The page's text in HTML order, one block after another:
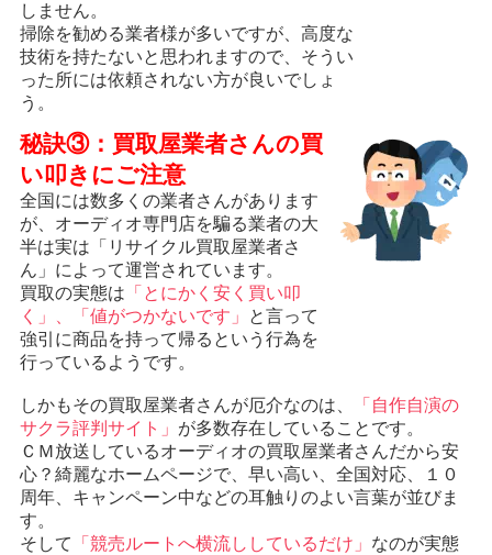
しません。
掃除を勧める業者様が多いですが、高度な
技術を持たないと思われますので、そうい
った所には依頼されない方が良いでしょ
う。
秘訣③：買取屋業者さんの買
い叩きにご注意
全国には数多くの業者さんがあります
が、オーディオ専門店を騙る業者の大
半は実は「リサイクル買取屋業者さ
ん」によって運営されています。
買取の実態は 「とにかく安く買い叩
く」、「値がつかないです」
と言って
強引に商品を持って帰るという行為を
行っているようです。
しかもその買取屋業者さんが厄介なのは、
「自作自演の
サクラ評判サイト」 が多数存在していることです。
ＣＭ放送しているオーディオの買取屋業者さんだから安
心？綺麗なホームページで、早い高い、全国対応、１０
周年、キャンペーン中などの耳触りのよい言葉が並びま
す。
そして
「競売ルートへ横流ししているだけ」 なのが実態